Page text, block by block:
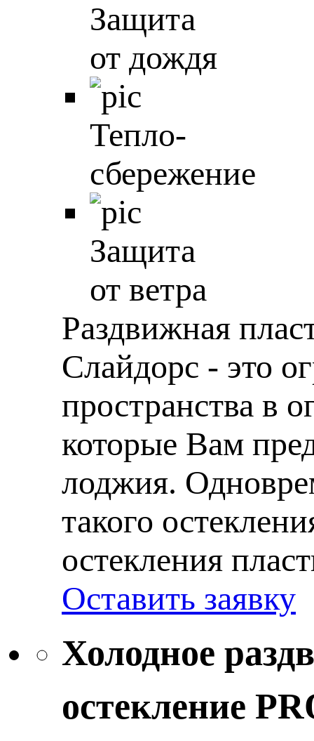
Защита
от дождя
Тепло-
сбережение
Защита
от ветра
Раздвижная
Слайдорс - это
пространства в
которые Вам
лоджия.
такого
остекления
Оставить заявку
Холодное
остекление